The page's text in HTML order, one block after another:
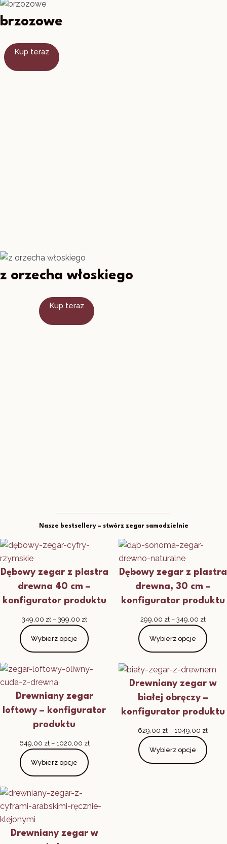
brzozowe
Kup teraz
z orzecha włoskiego
Kup teraz
Nasze bestsellery – stwórz zegar samodzielnie
Dębowy zegar z plastra
drewna 40 cm –
konfigurator produktu
349,00 zł – 399,00 złZakres
cen:
od
399,00 zł
Wybierz opcje
Dębowy zegar z plastra
drewna, 30 cm –
konfigurator produktu
299,00 zł – 349,00 złZakres
cen:
od
349,00
Wybierz opcje
Drewniany zegar
loftowy – konfigurator
produktu
649,00 zł – 1020,00 złZakres
Wybierz opcje
Drewniany zegar w
białej obręczy –
konfigurator produktu
629,00 zł – 1049,00 zł
Wybierz opcje
Drewniany zegar w